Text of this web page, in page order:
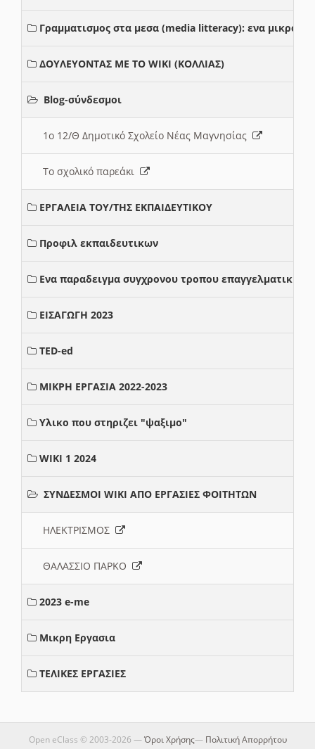
Γραμματισμος στα μεσα (media litteracy): ενα μικρο
ΔΟΥΛΕΥΟΝΤΑΣ ΜΕ ΤΟ WIKI (ΚΟΛΛΙΑΣ)
Blog-σύνδεσμοι
1ο 12/Θ Δημοτικό Σχολείο Νέας Μαγνησίας
Το σχολικό παρεάκι
ΕΡΓΑΛΕΙΑ ΤΟΥ/ΤΗΣ ΕΚΠΑΙΔΕΥΤΙΚΟΥ
Προφιλ εκπαιδευτικων
Ενα παραδειγμα συγχρονου τροπου επαγγελματικης
ΕΙΣΑΓΩΓΗ 2023
TED-ed
ΜΙΚΡΗ ΕΡΓΑΣΙΑ 2022-2023
Υλικο που στηριζει "ψαξιμο"
WIKI 1 2024
ΣΥΝΔΕΣΜΟΙ WIKI ΑΠΟ ΕΡΓΑΣΙΕΣ ΦΟΙΤΗΤΩΝ
ΗΛΕΚΤΡΙΣΜΟΣ
ΘΑΛΑΣΣΙΟ ΠΑΡΚΟ
2023 e-me
Μικρη Εργασια
ΤΕΛΙΚΕΣ ΕΡΓΑΣΙΕΣ
Open eClass © 2003-2026 —Όροι Χρήσης— Πολιτική Απορρήτου